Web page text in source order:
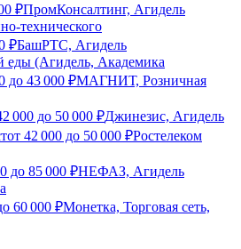
₽ПромКонсалтинг, Агидель
технического
₽БашРТС, Агидель
еды (Агидель, Академика
до 43 000 ₽МАГНИТ, Розничная
000 до 50 000 ₽Джинезис, Агидель
от 42 000 до 50 000 ₽Ростелеком
до 85 000 ₽НЕФАЗ, Агидель
60 000 ₽Монетка, Торговая сеть,